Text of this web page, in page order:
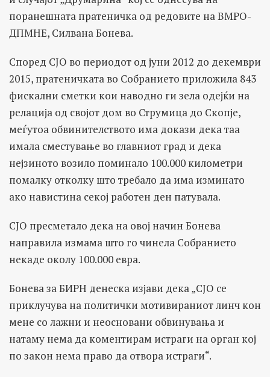
поранешната пратеничка од редовите на ВМРО-
ДПМНЕ, Силвана Бонева.
Според СЈО во периодот од јуни 2012 до декември
2015, пратеничката во Собранието приложила 843
фискални сметки кои наводно ги зела одејќи на
релација од својот дом во Струмица до Скопје,
меѓутоа обвинителството има докази дека таа
имала сместување во главниот град и дека
нејзиното возило поминало 100.000 километри
помалку отколку што требало да има изминато
ако навистина секој работен ден патувала.
СЈО пресметало дека на овој начин Бонева
направила измама што го чинела Собранието
некаде околу 100.000 евра.
Бонева за БИРН денеска изјави дека „СЈО се
приклучува на политички мотивираниот линч кон
мене со лажни и неосновани обвинувања и
натаму нема да коментирам истраги на орган кој
по закон нема право да отвора истраги“.